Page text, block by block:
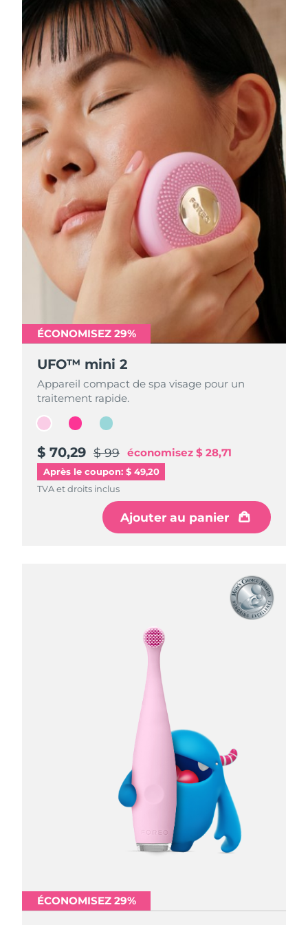
ÉCONOMISEZ 29%
UFO™ mini 2
Appareil compact de spa visage pour un
traitement rapide.
$ 70,29 $ 99 économisez $ 28,71
Après le coupon: $ 49,20
TVA et droits inclus
Ajouter au panier
ÉCONOMISEZ 29%
UFO™ mini 2
Appareil compact de spa visage pour un
traitement rapide.
$ 70,29 $ 99 économisez $ 28,71
TVA et droits inclus
Ajouter au panier
ÉCONOMISEZ 29%
UFO™ mini 2
Appareil compact de spa visage pour un
traitement rapide.
$ 70,29 $ 99 économisez $ 28,71
TVA et droits inclus
Ajouter au panier
ÉCONOMISEZ 29%
ÉCONOMISEZ 29%
ÉCONOMISEZ 29%